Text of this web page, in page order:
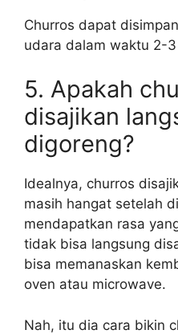
Churros dapat
udara dalam waktu 2-
5. Apakah
disajikan
digoreng?
Idealnya, churros
masih hangat setelah
mendapatkan rasa
tidak bisa langsung
bisa memanaskan
oven atau microwave.
Nah, itu dia cara bikin